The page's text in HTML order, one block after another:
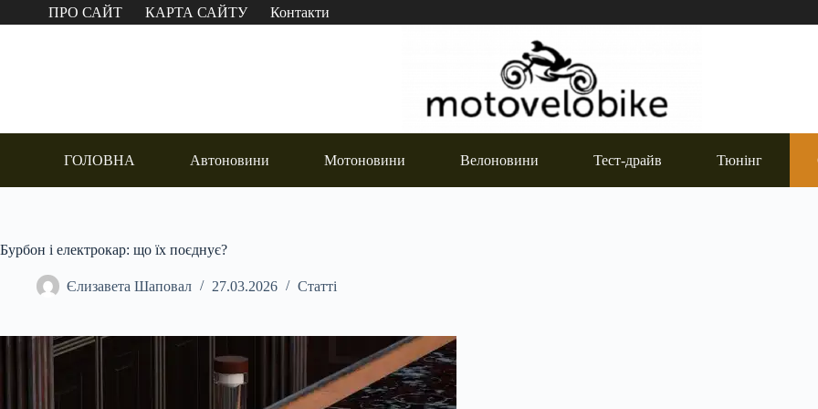
Перейти
до
ПРО САЙТ КАРТА САЙТУ Контакти
ГОЛОВНА Автоновини Мотоновини Велоновини Тест-драйв Тюнінг
Бурбон і електрокар: що їх поєднує?
Єлизавета Шаповал 27.03.2026 Статті